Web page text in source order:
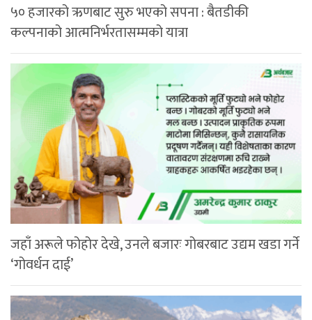
५० हजारको ऋणबाट सुरु भएको सपना : बैतडीकी
कल्पनाको आत्मनिर्भरतासम्मको यात्रा
जहाँ अरूले फोहोर देखे, उनले बजारः गोबरबाट उद्यम खडा गर्ने
‘गोवर्धन दाई’